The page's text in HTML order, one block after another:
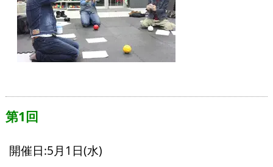
第1回
開催日:5月1日(水)